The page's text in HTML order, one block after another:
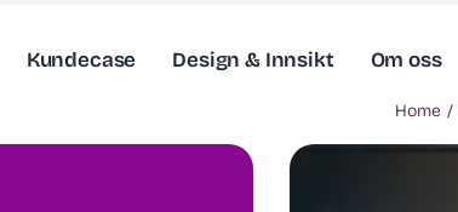
Kundecase Design & Innsikt Om oss
Home